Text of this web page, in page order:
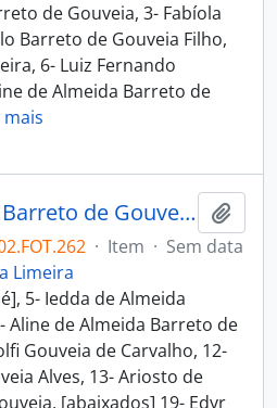
de Gouveia, 3- Fabíola
Barreto de Gouveia Filho,
6- Luiz Fernando
de Almeida Barreto de
mais
Iedda de Almeida Barreto de Gouveia, Aline de Almeida Barreto de Gouveia, Maria Ridolfi Gouveia de Carvalho, Evany Barreto de Gouveia Alves, Ariosto de Almeida Barreto de Gouveia, Edyr Gouveia de Almeida Couto, Nilo Barreto de Gouveia Filho em Tamandaré
· Item · Sem data
Limeira
5- Iedda de Almeida
Aline de Almeida Barreto de
Gouveia de Carvalho, 12-
Alves, 13- Ariosto de
[abaixados] 19- Edyr